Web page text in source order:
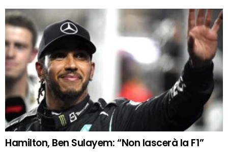
Hamilton, Ben Sulayem: “Non lascerà la F1”